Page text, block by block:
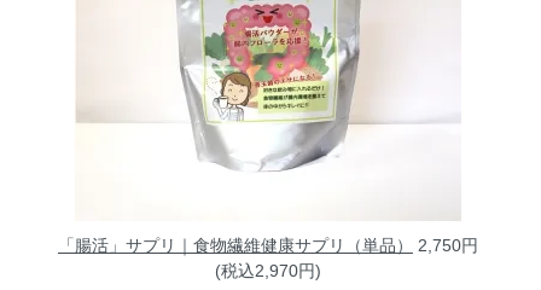
「腸活」サプリ｜食物繊維健康サプリ（単品）
2,750円
(税込2,970円)